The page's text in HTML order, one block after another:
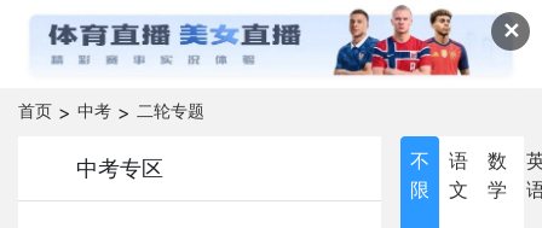
✕
首页 > 中考 > 二轮专题
中考专区
不
限
语
文
数
学